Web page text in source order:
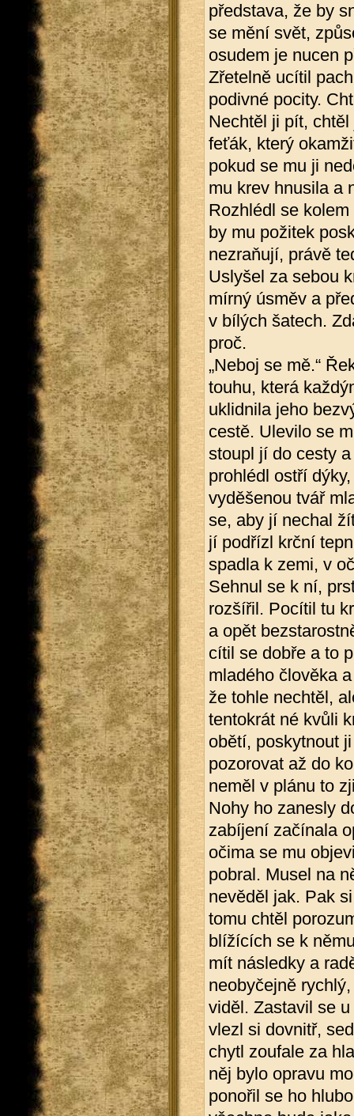
představa, že by
se mění svět,
osudem je nucen
Zřetelně ucítil
podivné pocity.
Nechtěl ji pít,
feťák, který
pokud se mu ji
mu krev hnusila a
Rozhlédl se
by mu požitek
nezraňují, právě
Uslyšel za sebou
mírný úsměv a
v bílých šatech.
proč.
„Neboj se mě.“
touhu, která
uklidnila jeho
cestě. Ulevilo se
stoupl jí do cesty
prohlédl ostří
vyděšenou tvář
se, aby jí nechal
jí podřízl krční
spadla k zemi, v
Sehnul se k ní,
rozšířil. Pocítil tu
a opět
cítil se dobře a to
mladého člověka
že tohle nechtěl,
tentokrát né kvůli
obětí, poskytnout
pozorovat až do
neměl v plánu to
Nohy ho zanesly
zabíjení začínala
očima se mu
pobral. Musel na
nevěděl jak. Pak
tomu chtěl
blížících se k
mít následky a
neobyčejně
viděl. Zastavil se
vlezl si dovnitř,
chytl zoufale za
něj bylo opravu
ponořil se ho